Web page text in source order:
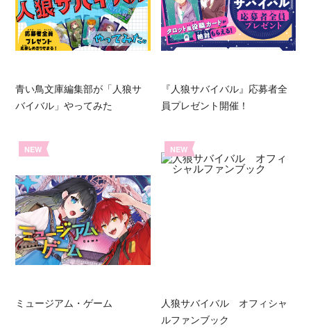
青い鳥文庫編集部が「人狼サ
バイバル」やってみた
『人狼サバイバル』応募者全
員プレゼント開催！
NEW
ミュージアム・ゲーム
NEW
人狼サバイバル オフィシャ
ルファンブック